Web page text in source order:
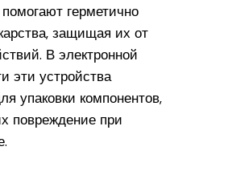
герметично
защищая их от
В электронной
эти устройства
упаковки компонентов,
повреждение при